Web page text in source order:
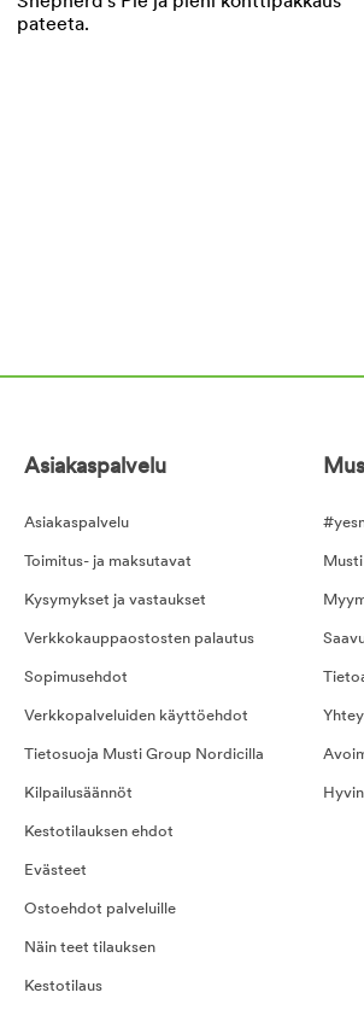
Asiakaspalvelu
Asiakaspalvelu
Toimitus- ja maksutavat
Kysymykset ja vastaukset
Verkkokauppaostosten palautus
Sopimusehdot
Verkkopalveluiden käyttöehdot
Tietosuoja Musti Group Nordicilla
Kilpailusäännöt
Kestotilauksen ehdot
Evästeet
Ostoehdot palveluille
Näin teet tilauksen
Kestotilaus